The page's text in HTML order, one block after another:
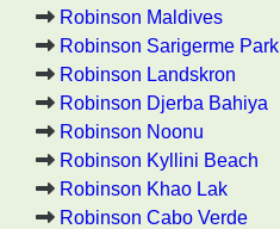
Robinson Maldives
Robinson Sarigerme Park
Robinson Landskron
Robinson Djerba Bahiya
Robinson Noonu
Robinson Kyllini Beach
Robinson Khao Lak
Robinson Cabo Verde